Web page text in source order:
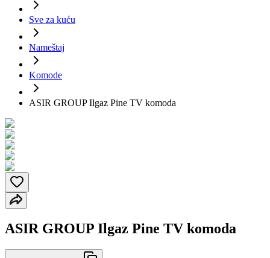
Sve za kuću
Nameštaj
Komode
ASIR GROUP Ilgaz Pine TV komoda
ASIR GROUP Ilgaz Pine TV komoda